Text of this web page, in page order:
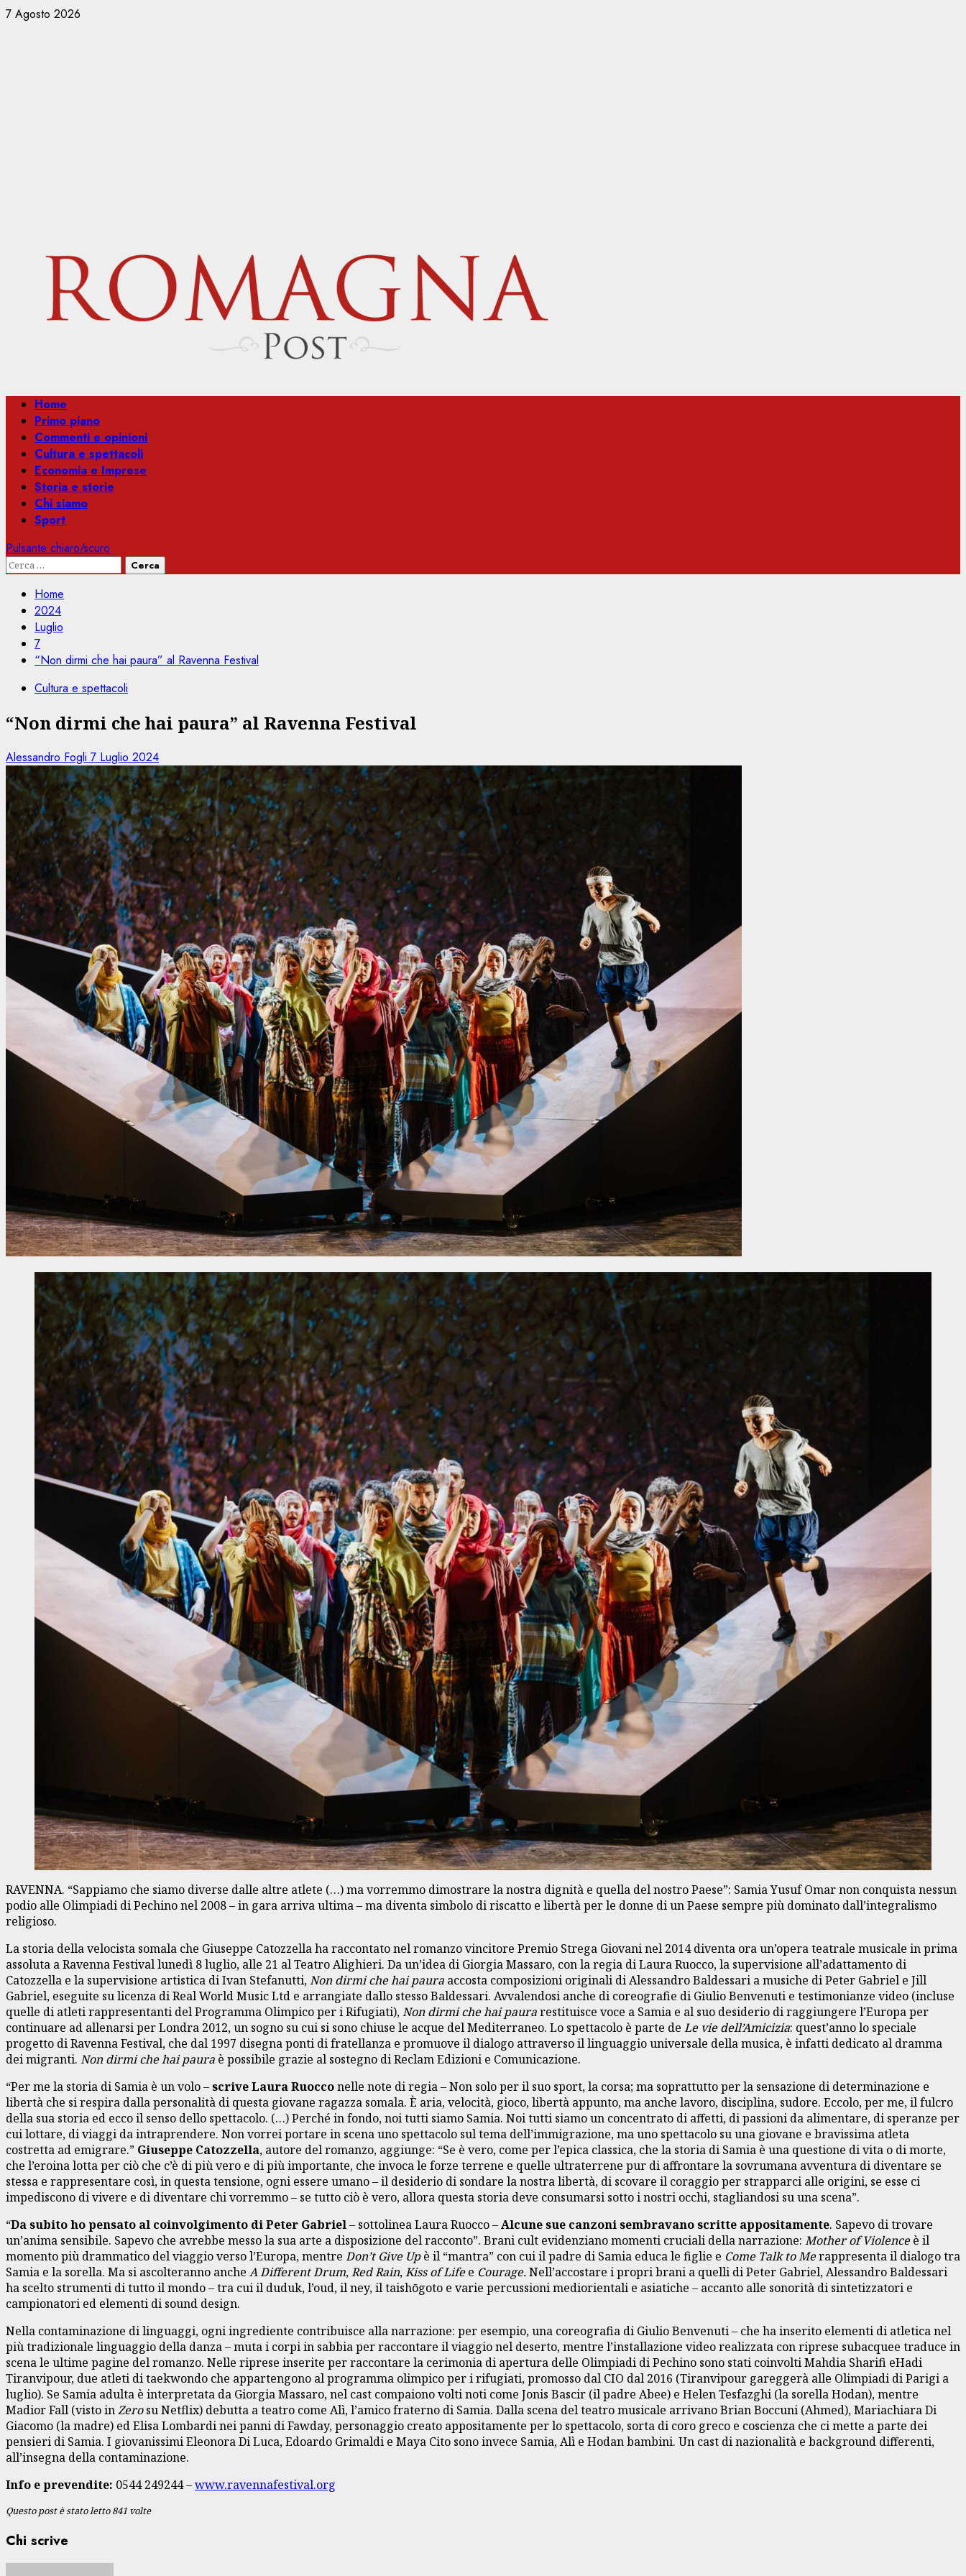
Vai
7 Agosto 2026
Menu
principale
Home
Primo piano
Commenti e opinioni
Cultura e spettacoli
Economia e Imprese
Storia e storie
Chi siamo
Sport
Pulsante chiaro/scuro
Ricerca
Home
2024
Luglio
7
“Non dirmi che hai paura” al Ravenna Festival
Cultura e spettacoli
“Non dirmi che hai paura” al Ravenna Festival
Alessandro Fogli 7 Luglio 2024
RAVENNA. “Sappiamo che siamo diverse dalle altre atlete (…) ma vorremmo dimostrare la nostra dignità e quella del nostro Paese”: Samia Yusuf Omar non conquista nessun
podio alle Olimpiadi di Pechino nel 2008 – in gara arriva ultima – ma diventa simbolo di riscatto e libertà per le donne di un Paese sempre più dominato dall’integralismo
religioso.
La storia della velocista somala che Giuseppe Catozzella ha raccontato nel romanzo vincitore Premio Strega Giovani nel 2014 diventa ora un’opera teatrale musicale in prima
assoluta a Ravenna Festival lunedì 8 luglio, alle 21 al Teatro Alighieri. Da un’idea di Giorgia Massaro, con la regia di Laura Ruocco, la supervisione all’adattamento di
Catozzella e la supervisione artistica di Ivan Stefanutti,Non dirmi che hai paura accosta composizioni originali di Alessandro Baldessari a musiche di Peter Gabriel e Jill
Gabriel, eseguite su licenza di Real World Music Ltd e arrangiate dallo stesso Baldessari. Avvalendosi anche di coreografie di Giulio Benvenuti e testimonianze video (incluse
quelle di atleti rappresentanti del Programma Olimpico per i Rifugiati),Non dirmi che hai paurarestituisce voce a Samia e al suo desiderio di raggiungere l’Europa per
continuare ad allenarsi per Londra 2012, un sogno su cui si sono chiuse le acque del Mediterraneo. Lo spettacolo è parte de Le vie dell’Amicizia: quest’anno lo speciale
progetto di Ravenna Festival, che dal 1997 disegna ponti di fratellanza e promuove il dialogo attraverso il linguaggio universale della musica, è infatti dedicato al dramma
dei migranti. Non dirmi che hai paura è possibile grazie al sostegno di Reclam Edizioni e Comunicazione.
“Per me la storia di Samia è un volo –scrive Laura Ruocconelle note di regia – Non solo per il suo sport, la corsa; ma soprattutto per la sensazione di determinazione e
libertà che si respira dalla personalità di questa giovane ragazza somala. È aria, velocità, gioco, libertà appunto, ma anche lavoro, disciplina, sudore. Eccolo, per me, il fulcro
della sua storia ed ecco il senso dello spettacolo. (…) Perché in fondo, noi tutti siamo Samia. Noi tutti siamo un concentrato di affetti, di passioni da alimentare, di speranze per
cui lottare, di viaggi da intraprendere. Non vorrei portare in scena uno spettacolo sul tema dell’immigrazione, ma uno spettacolo su una giovane e bravissima atleta
costretta ad emigrare.” Giuseppe Catozzella, autore del romanzo, aggiunge: “Se è vero, come per l’epica classica, che la storia di Samia è una questione di vita o di morte,
che l’eroina lotta per ciò che c’è di più vero e di più importante, che invoca le forze terrene e quelle ultraterrene pur di affrontare la sovrumana avventura di diventare se
stessa e rappresentare così, in questa tensione, ogni essere umano – il desiderio di sondare la nostra libertà, di scovare il coraggio per strapparci alle origini, se esse ci
impediscono di vivere e di diventare chi vorremmo – se tutto ciò è vero, allora questa storia deve consumarsi sotto i nostri occhi, stagliandosi su una scena”.
“Da subito ho pensato al coinvolgimento di Peter Gabriel– sottolinea Laura Ruocco –Alcune sue canzoni sembravano scritte appositamente. Sapevo di trovare
un’anima sensibile. Sapevo che avrebbe messo la sua arte a disposizione del racconto”. Brani cult evidenziano momenti cruciali della narrazione: Mother of Violenceè il
momento più drammatico del viaggio verso l’Europa, mentre Don’t Give Upè il “mantra” con cui il padre di Samia educa le figlie e Come Talk to Merappresenta il dialogo tra
Samia e la sorella. Ma si ascolteranno anche A Different Drum,Red Rain,Kiss of Lifee Courage.Nell’accostare i propri brani a quelli di Peter Gabriel, Alessandro Baldessari
ha scelto strumenti di tutto il mondo – tra cui il duduk, l’oud, il ney, il taishōgoto e varie percussioni mediorientali e asiatiche – accanto alle sonorità di sintetizzatori e
campionatori ed elementi di sound design.
Nella contaminazione di linguaggi, ogni ingrediente contribuisce alla narrazione: per esempio, una coreografia di Giulio Benvenuti – che ha inserito elementi di atletica nel
più tradizionale linguaggio della danza – muta i corpi in sabbia per raccontare il viaggio nel deserto, mentre l’installazione video realizzata con riprese subacquee traduce in
scena le ultime pagine del romanzo. Nelle riprese inserite per raccontare la cerimonia di apertura delle Olimpiadi di Pechino sono stati coinvolti Mahdia Sharifi eHadi
Tiranvipour, due atleti di taekwondo che appartengono al programma olimpico per i rifugiati, promosso dal CIO dal 2016 (Tiranvipour gareggerà alle Olimpiadi di Parigi a
luglio). Se Samia adulta è interpretata da Giorgia Massaro, nel cast compaiono volti noti come Jonis Bascir (il padre Abee) e Helen Tesfazghi (la sorella Hodan), mentre
Madior Fall (visto inZerosu Netflix) debutta a teatro come Alì, l’amico fraterno di Samia. Dalla scena del teatro musicale arrivano Brian Boccuni (Ahmed), Mariachiara Di
Giacomo (la madre) ed Elisa Lombardi nei panni di Fawday, personaggio creato appositamente per lo spettacolo, sorta di coro greco e coscienza che ci mette a parte dei
pensieri di Samia. I giovanissimi Eleonora Di Luca, Edoardo Grimaldi e Maya Cito sono invece Samia, Alì e Hodan bambini. Un cast di nazionalità e background differenti,
all’insegna della contaminazione.
Info e prevendite: 0544 249244 –www.ravennafestival.org
Questo post è stato letto 841 volte
Chi scrive